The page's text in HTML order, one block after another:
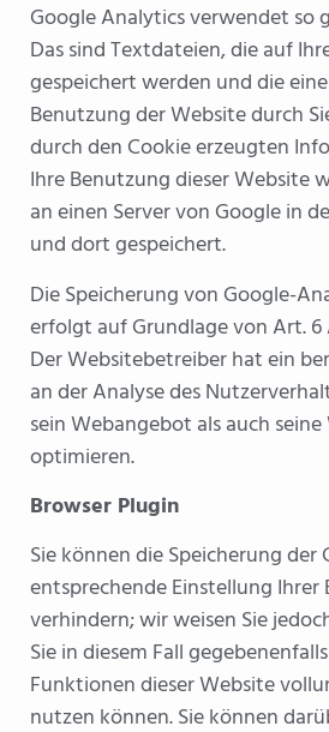
Google Analytics verwendet so
Das sind Textdateien, die auf
gespeichert werden und die
Benutzung der Website durch
durch den Cookie erzeugten
Ihre Benutzung dieser Website
an einen Server von Google in
und dort gespeichert.
Die Speicherung von Google-
erfolgt auf Grundlage von Art. 6
Der Websitebetreiber hat ein
an der Analyse des
sein Webangebot als auch
optimieren.
Browser Plugin
Sie können die Speicherung der
entsprechende Einstellung
verhindern; wir weisen Sie
Sie in diesem Fall
Funktionen dieser Website
nutzen können. Sie können